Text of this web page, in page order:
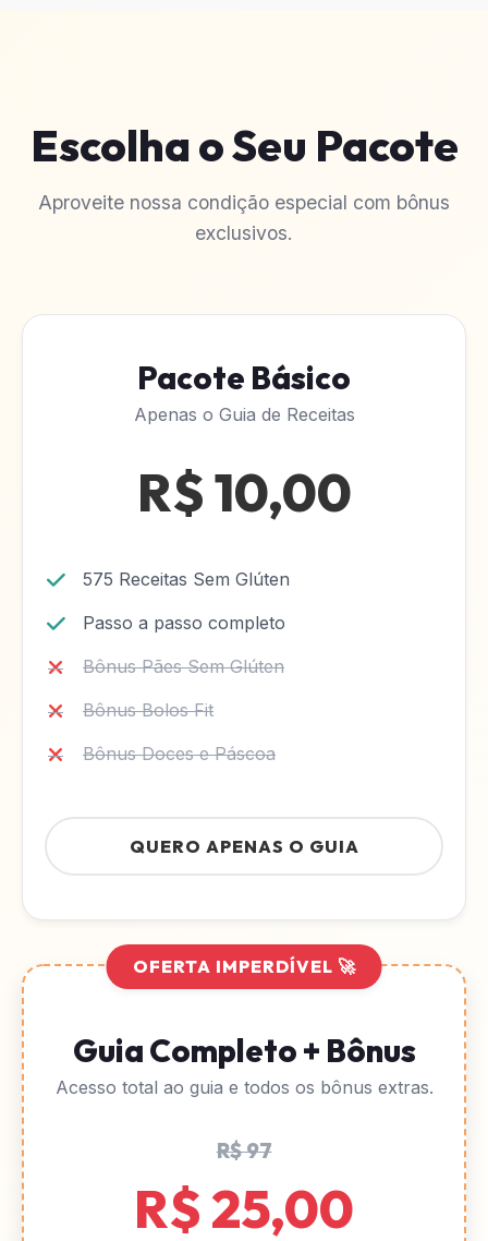
Escolha o Seu Pacote
Aproveite nossa condição especial com bônus
exclusivos.
Pacote Básico
Apenas o Guia de Receitas
R$ 10,00
575 Receitas Sem Glúten
Passo a passo completo
Bônus Pães Sem Glúten
Bônus Bolos Fit
Bônus Doces e Páscoa
QUERO APENAS O GUIA
OFERTA IMPERDÍVEL 🚀
Guia Completo + Bônus
Acesso total ao guia e todos os bônus extras.
R$ 97
R$ 25,00